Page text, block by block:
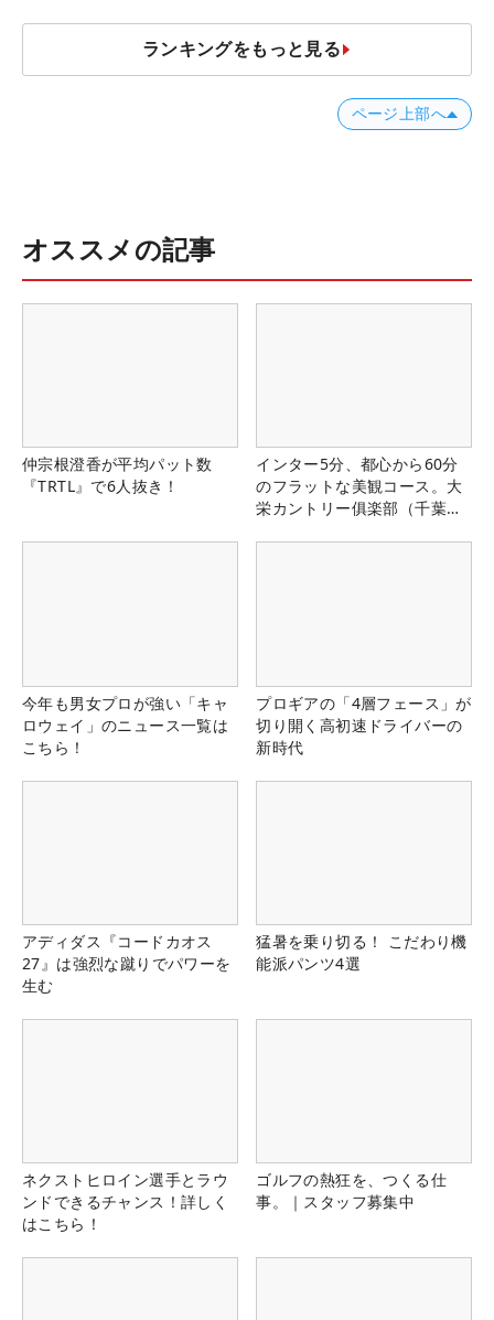
ランキングをもっと見る
ページ上部へ
オススメの記事
仲宗根澄香が平均パット数
『TRTL』で6人抜き！
インター5分、都心から60分
のフラットな美観コース。大
栄カントリー俱楽部（千葉
今年も男女プロが強い「キャ
ロウェイ」のニュース一覧は
こちら！
プロギアの「4層フェース」が
切り開く高初速ドライバーの
新時代
アディダス『コードカオス
27』は強烈な蹴りでパワーを
生む
猛暑を乗り切る！ こだわり機
能派パンツ4選
ネクストヒロイン選手とラウ
ンドできるチャンス！詳しく
はこちら！
ゴルフの熱狂を、つくる仕
事。｜スタッフ募集中